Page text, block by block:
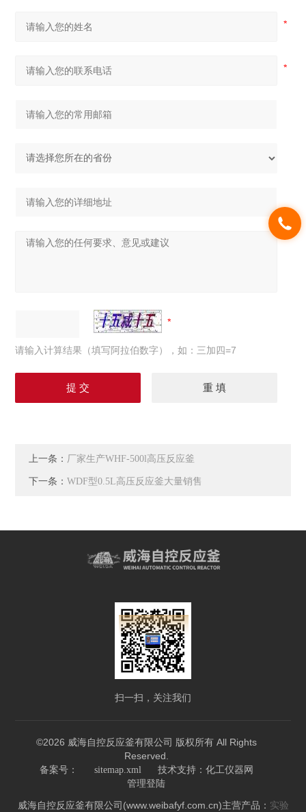
请输入计算结果（填写阿拉伯数字），如：三加四=7
上一条： 厂家生产WHF-500l高压反应釜
下一条：WDF型0.5L高压反应釜大量销售
扫一扫，关注我们
©2026 威海自控反应釜有限公司 版权所有 All Rights
Reserved.
备案号： sitemap.xml 技术支持： 化工仪器网
管理登陆
威海自控反应釜有限公司(www.weibafyf.com.cn)主营产品： 实验